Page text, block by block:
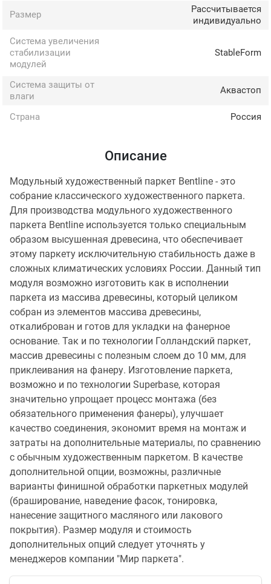
Размер
Рассчитывается
индивидуально
Система увеличения
стабилизации
модулей
StableForm
Система защиты от
влаги
Аквастоп
Страна Россия
Описание
Модульный художественный паркет Bentline - это
собрание классического художественного паркета.
Для производства модульного художественного
паркета Bentline используется только специальным
образом высушенная древесина, что обеспечивает
этому паркету исключительную стабильность даже в
сложных климатических условиях России. Данный тип
модуля возможно изготовить как в исполнении
паркета из массива древесины, который целиком
собран из элементов массива древесины,
откалиброван и готов для укладки на фанерное
основание. Так и по технологии Голландский паркет,
массив древесины с полезным слоем до 10 мм, для
приклеивания на фанеру. Изготовление паркета,
возможно и по технологии Superbase, которая
значительно упрощает процесс монтажа (без
обязательного применения фанеры), улучшает
качество соединения, экономит время на монтаж и
затраты на дополнительные материалы, по сравнению
с обычным художественным паркетом. В качестве
дополнительной опции, возможны, различные
варианты финишной обработки паркетных модулей
(браширование, наведение фасок, тонировка,
нанесение защитного масляного или лакового
покрытия). Размер модуля и стоимость
дополнительных опций следует уточнять у
менеджеров компании "Мир паркета".